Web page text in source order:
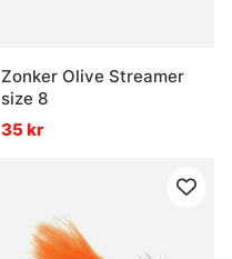
Zonker Olive Streamer
size 8
35 kr